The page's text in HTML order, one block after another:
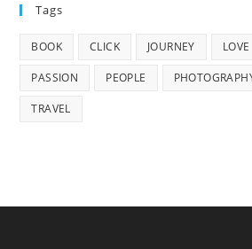
Tags
BOOK CLICK JOURNEY LOVE
PASSION PEOPLE
TRAVEL